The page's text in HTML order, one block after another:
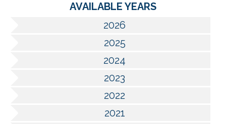
AVAILABLE YEARS
2026
2025
2024
2023
2022
2021